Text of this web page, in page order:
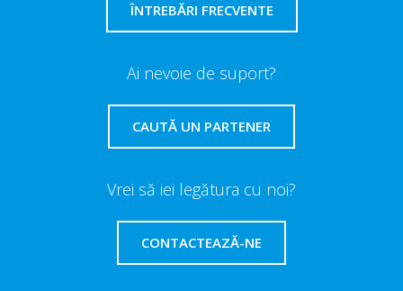
ÎNTREBĂRI FRECVENTE
Ai nevoie de suport?
CAUTĂ UN PARTENER
Vrei să iei legătura cu noi?
CONTACTEAZĂ-NE